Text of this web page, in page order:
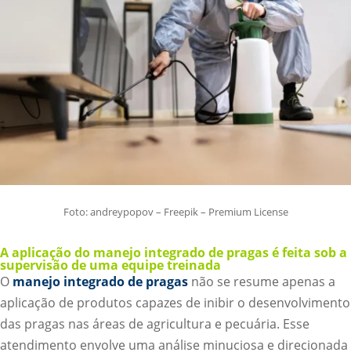
Foto: andreypopov – Freepik – Premium License
A aplicação do manejo integrado de pragas é feita sob a
supervisão de uma equipe treinada
O manejo integrado de pragas não se resume apenas a
aplicação de produtos capazes de inibir o desenvolvimento
das pragas nas áreas de agricultura e pecuária. Esse
atendimento envolve uma análise minuciosa e direcionada